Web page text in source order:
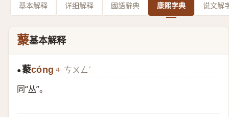
基本解释 详细解释 國語辭典 康熙字典 说文解
藂基本解释
● 藂cóng ㄘㄨㄥˊ
同“丛”。